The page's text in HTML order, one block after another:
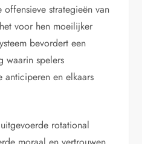
strategieën van
voor hen moeilijker
bevordert een
waarin spelers
anticiperen en elkaars
rotational